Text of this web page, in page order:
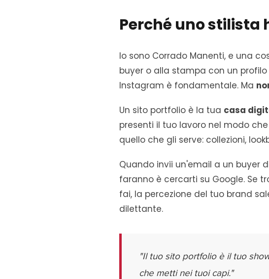
Perché uno stilista
Io sono Corrado Manenti, e una
buyer o alla stampa con un
Instagram è fondamentale. Ma
Un sito portfolio è la tua casa
presenti il tuo lavoro nel modo
quello che gli serve: collezioni,
Quando invii un'email a un buyer
faranno è cercarti su Google. Se
fai, la percezione del tuo brand
dilettante.
"Il tuo sito portfolio è il tuo
che metti nei tuoi capi."